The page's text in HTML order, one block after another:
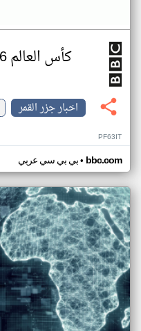
كأس العالم 2026
اخبار جزر القمر
PF63IT
بي بي سي عربي• bbc.com